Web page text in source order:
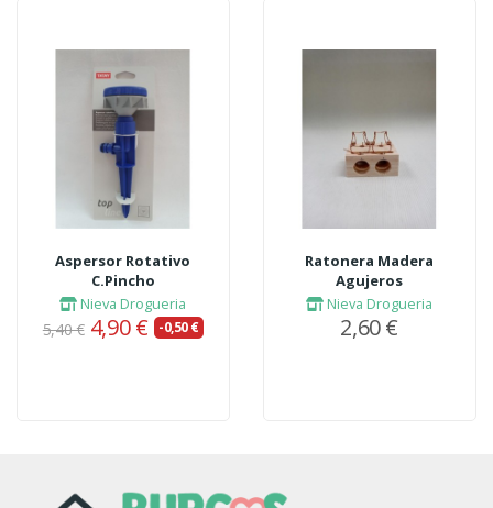
Aspersor Rotativo
C.Pincho
Nieva Drogueria
5,40 € 4,90 € -0,50 €
Ratonera Madera
Agujeros
Nieva Drogueria
2,60 €